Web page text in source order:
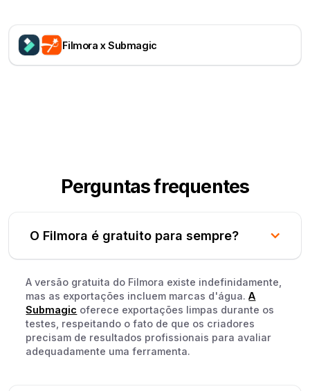
Filmora x Submagic
Perguntas frequentes
O Filmora é gratuito para sempre?
A versão gratuita do Filmora existe indefinidamente,
mas as exportações incluem marcas d'água.A
Submagic oferece exportações limpas durante os
testes, respeitando o fato de que os criadores
precisam de resultados profissionais para avaliar
adequadamente uma ferramenta.